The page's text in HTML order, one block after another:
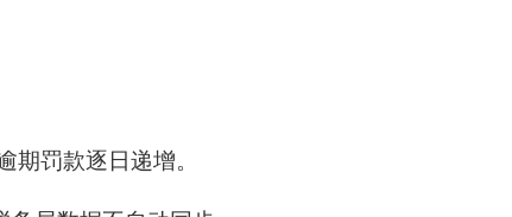
罚款逐日递增。